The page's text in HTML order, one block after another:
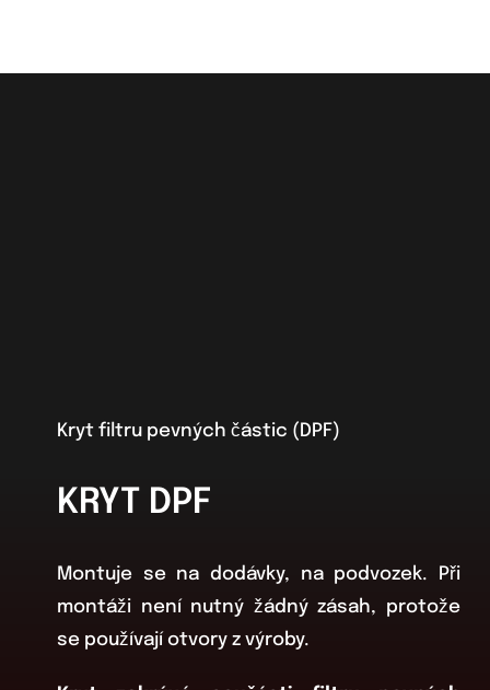
Kryt filtru pevných částic (DPF)
KRYT DPF
Montuje se na dodávky, na podvozek. Při
montáži není nutný žádný zásah, protože
se používají otvory z výroby.